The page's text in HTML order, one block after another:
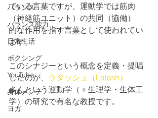
バランス
バランス能力
日常生活
ボクシング
YouTube
身体メンテ
ヨガ
ている言葉ですが、運動学では筋肉
（神経筋ユニット）の共同（協働）
的な作用を指す言葉として使われてい
ます。
このシナジーという概念を定義・提唱
したのが、 ラタッシュ（Latash）
さんという運動学（＋生理学・生体工
学）の研究で有名な教授です。